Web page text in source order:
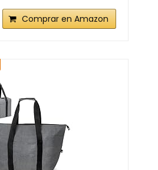
Comprar en Amazon